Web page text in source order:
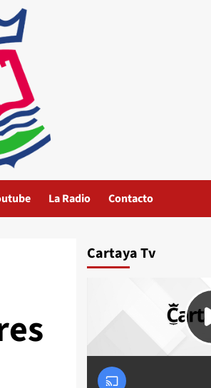
La Radio Contacto
Cartaya Tv